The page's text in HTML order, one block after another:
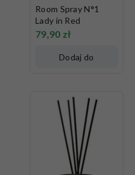
Room Spray N°1
Lady in Red
79,90 zł
Dodaj do